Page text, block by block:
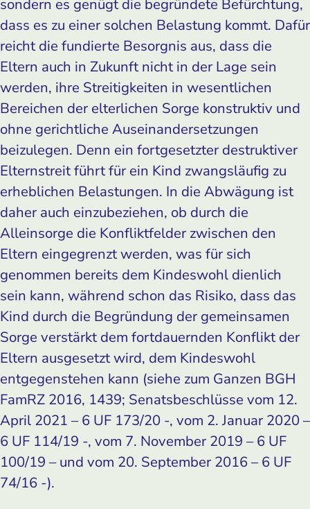
sondern es genügt die begründete Befürchtung,
dass es zu einer solchen Belastung kommt. Dafür
reicht die fundierte Besorgnis aus, dass die
Eltern auch in Zukunft nicht in der Lage sein
werden, ihre Streitigkeiten in wesentlichen
Bereichen der elterlichen Sorge konstruktiv und
ohne gerichtliche Auseinandersetzungen
beizulegen. Denn ein fortgesetzter destruktiver
Elternstreit führt für ein Kind zwangsläufig zu
erheblichen Belastungen. In die Abwägung ist
daher auch einzubeziehen, ob durch die
Alleinsorge die Konfliktfelder zwischen den
Eltern eingegrenzt werden, was für sich
genommen bereits dem Kindeswohl dienlich
sein kann, während schon das Risiko, dass das
Kind durch die Begründung der gemeinsamen
Sorge verstärkt dem fortdauernden Konflikt der
Eltern ausgesetzt wird, dem Kindeswohl
entgegenstehen kann (siehe zum Ganzen BGH
FamRZ 2016, 1439; Senatsbeschlüsse vom 12.
April 2021 – 6 UF 173/20 -, vom 2. Januar 2020 –
6 UF 114/19 -, vom 7. November 2019 – 6 UF
100/19 – und vom 20. September 2016 – 6 UF
74/16 -).